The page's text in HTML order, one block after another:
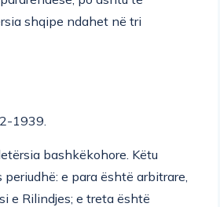
shqipe ndahet në tri
1939.
bashkëkohore. Këtu
e para është arbitrare,
e Rilindjes; e treta është